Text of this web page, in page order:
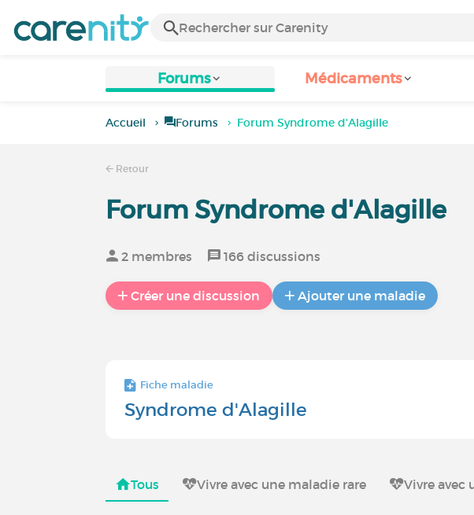
Forums Médicaments
Accueil Forums Forum Syndrome d'Alagille
Retour
Forum Syndrome d'Alagille
2 membres 166 discussions
Créer une discussion Ajouter une maladie
Fiche maladie
Syndrome d'Alagille
Tous Vivre avec une maladie rare Vivre avec